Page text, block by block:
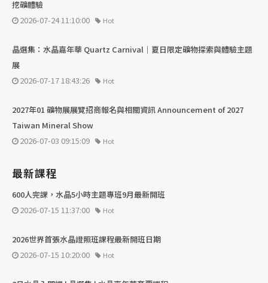
挖礦體驗
2026-07-24 11:10:00
Hot
晶選集：水晶嘉年華 Quartz Carnival｜夏日限定礦物探索與體驗主題
展
2026-07-17 18:43:26
Hot
2027年01 礦物展展覽招商報名與相關資訊 Announcement of 2027
Taiwan Mineral Show
2026-07-03 09:15:09
Hot
最新課程
600人完課，水晶5小時主題專班9月最新開班
2026-07-15 11:37:00
Hot
2026世界首張水晶證照班課程最新開班日期
2026-07-15 10:20:00
Hot